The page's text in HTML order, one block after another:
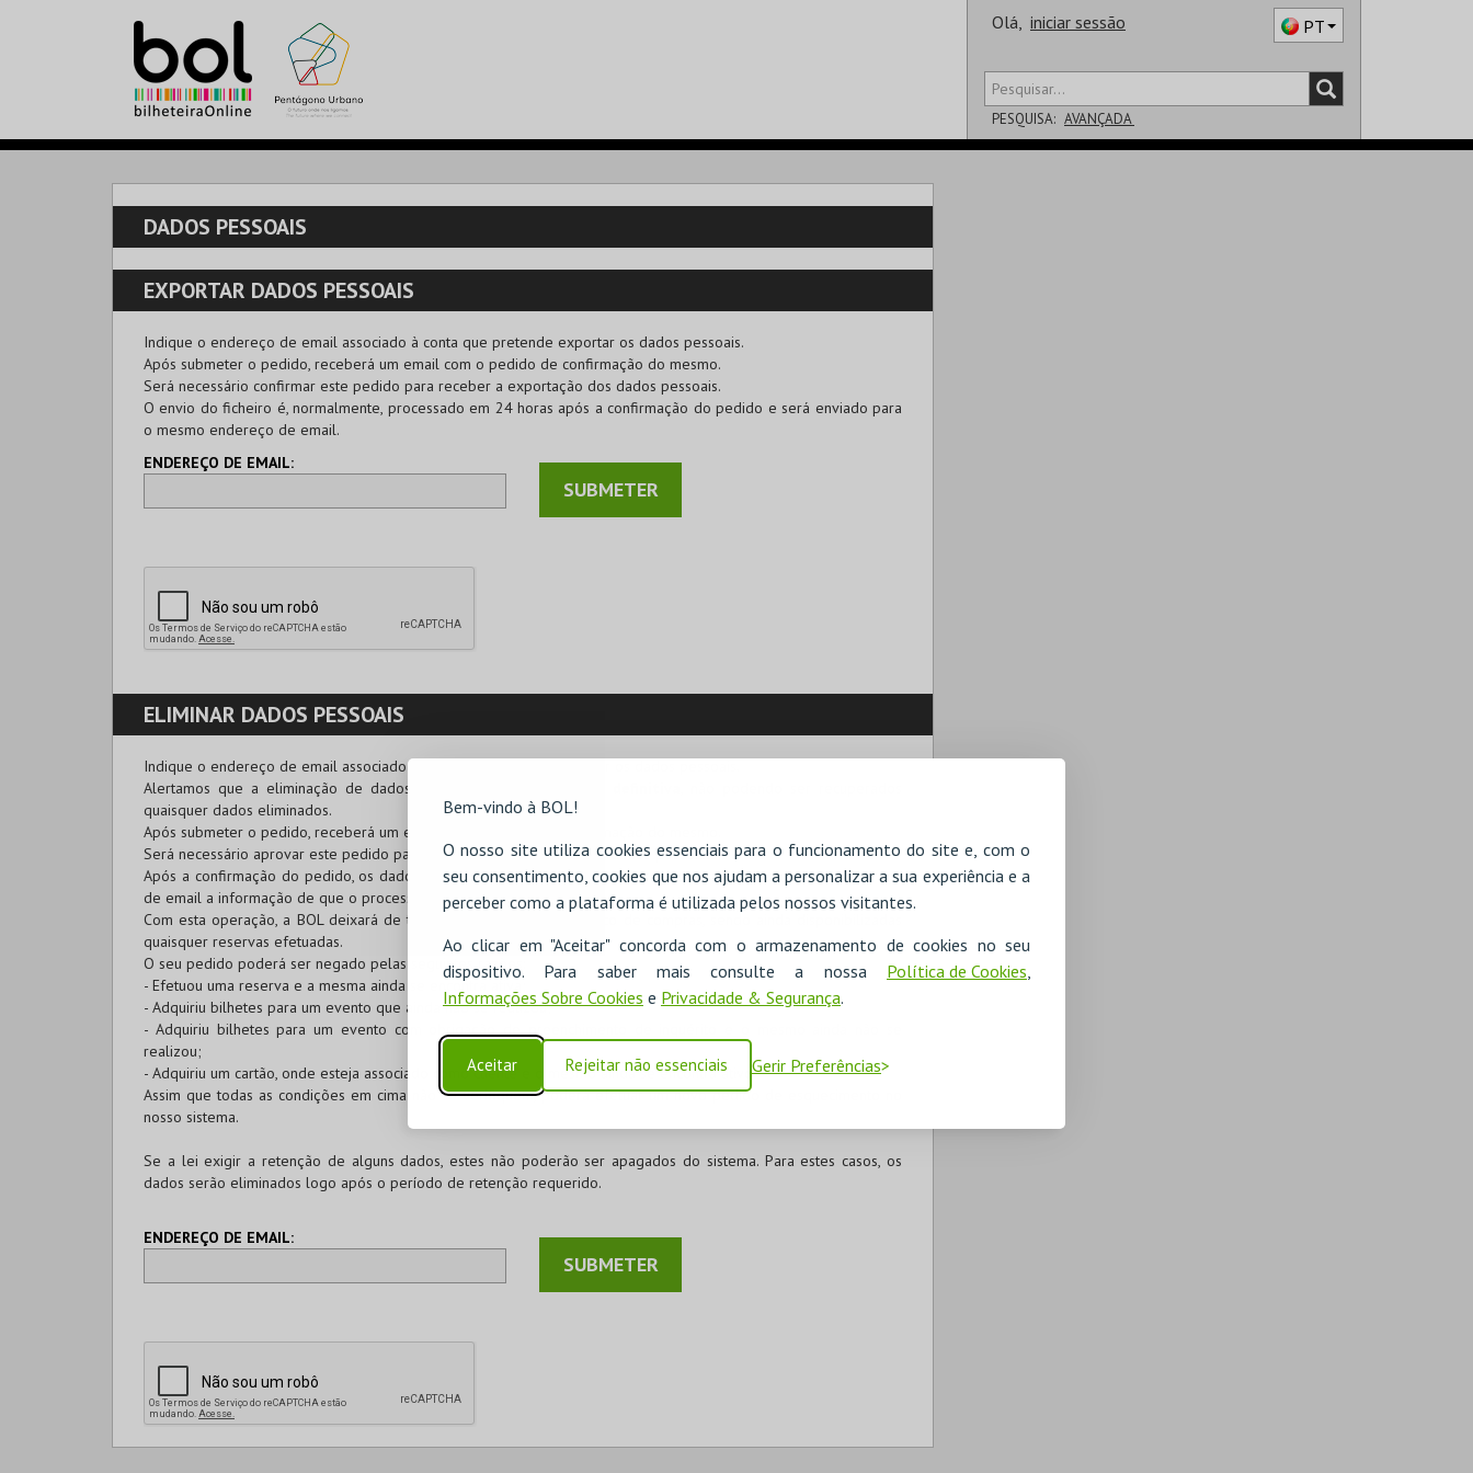
Bem-vindo à BOL!
O nosso site utiliza cookies essenciais para o funcionamento do site e, com o
seu consentimento, cookies que nos ajudam a personalizar a sua experiência e a
perceber como a plataforma é utilizada pelos nossos visitantes.
Ao clicar em "Aceitar" concorda com o armazenamento de cookies no seu
dispositivo. Para saber mais consulte a nossa Política de Cookies
Informações Sobre Cookies e Privacidade & Segurança.
Aceitar Rejeitar não essenciais Gerir Preferências
Olá, iniciar sessão PT
PESQUISA: AVANÇADA
DADOS PESSOAIS
EXPORTAR DADOS PESSOAIS
Indique o endereço de email associado à conta que pretende exportar os dados pessoais.
Após submeter o pedido, receberá um email com o pedido de confirmação do mesmo.
Será necessário confirmar este pedido para receber a exportação dos dados pessoais.
O envio do ficheiro é, normalmente, processado em 24 horas após a confirmação do pedido e será enviado para
o mesmo endereço de email.
ENDEREÇO DE EMAIL:
ELIMINAR DADOS PESSOAIS
Indique o endereço de email associado à conta que pretende eliminar os dados pessoais.
Alertamos que a eliminação de dados pessoais é
quaisquer dados eliminados.
Após submeter o pedido, receberá um email com o pedido de confirmação do mesmo.
Será necessário aprovar este pedido para confirmar a eliminação dos dados pessoais.
Após a confirmação do pedido, os dados serão apagados em 24 horas e será enviado para o mesmo endereço
de email a informação de que o processo foi concluído.
Com esta operação, a BOL deixará de ter os dados pessoais, histórico de compras, sendo ainda disponibilizadas
quaisquer reservas efetuadas.
O seu pedido poderá ser negado pelas seguintes razões:
- Efetuou uma reserva e a mesma ainda se encontra ativa;
- Adquiriu bilhetes para um evento que ainda não se realizou;
- Adquiriu bilhetes para um evento com obrigação de preenchimento de inquérito e o mesmo ainda não se
realizou;
- Adquiriu um cartão, onde esteja associado como cliente e o mesmo ainda se encontra ativo.
Assim que todas as condições em cima não se verifiquem, poderá efetuar um novo pedido de esquecimento no
nosso sistema.
Se a lei exigir a retenção de alguns dados, estes não poderão ser apagados do sistema. Para estes casos, os
dados serão eliminados logo após o período de retenção requerido.
ENDEREÇO DE EMAIL: